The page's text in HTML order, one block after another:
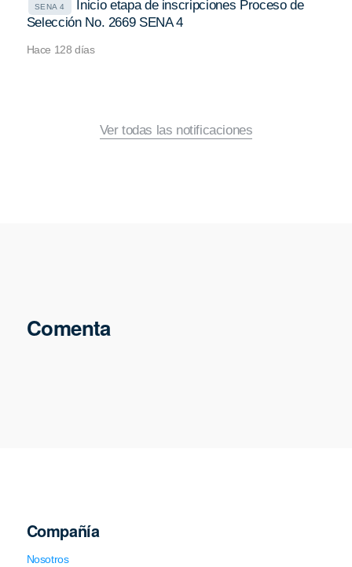
SENA 4
Inicio etapa de inscripciones Proceso de
Selección No. 2669 SENA 4
Hace 128 días
Ver todas las notificaciones
Comenta
Compañía
Nosotros